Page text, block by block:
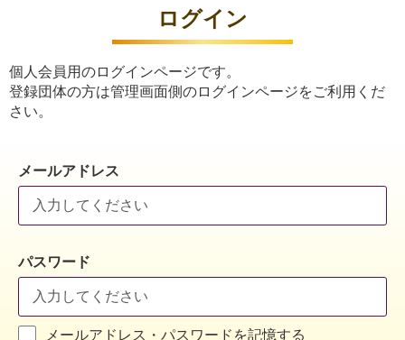
ログイン
個人会員用のログインページです。
登録団体の方は管理画面側のログインページをご利用くだ
さい。
メールアドレス
パスワード
メールアドレス・パスワードを記憶する